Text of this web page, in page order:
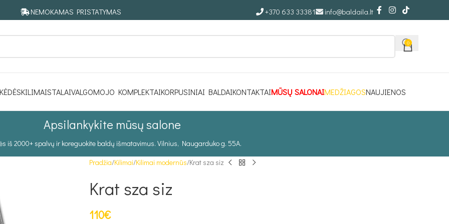
NEMOKAMAS PRISTATYMAS +370 633 33381 info@baldaila.lt
0
KĖDĖSKILIMAISTALAIVALGOMOJO KOMPLEKTAIKORPUSINIAI BALDAIKONTAKTAIMŪSŲ SALONAIMEDŽIAGOSNAUJIENOS
Apsilankykite mūsų salone
iš 2000+ spalvų ir koreguokite baldų išmatavimus. Vilnius, Naugarduko g. 55A.
Pradžia Kilimai Kilimai modernūs Krat sza siz
Krat sza siz
110€